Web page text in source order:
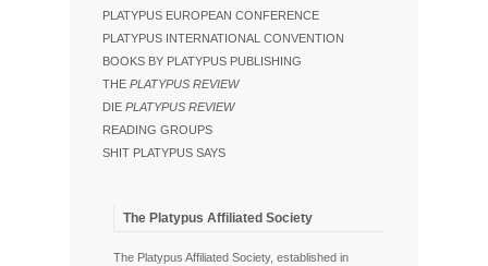
PLATYPUS EUROPEAN CONFERENCE
PLATYPUS INTERNATIONAL CONVENTION
BOOKS BY PLATYPUS PUBLISHING
THE PLATYPUS REVIEW
DIE PLATYPUS REVIEW
READING GROUPS
SHIT PLATYPUS SAYS
The Platypus Affiliated Society
The Platypus Affiliated Society, established in